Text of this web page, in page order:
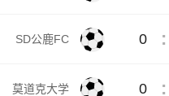
SD公鹿FC 0 :
莫道克大学 0 :